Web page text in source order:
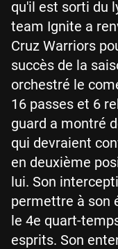
qu'il est sorti du
team Ignite a
Cruz Warriors
succès de la
orchestré le
16 passes et 6
guard a montré
qui devraient
en deuxième
lui. Son
permettre à son
le 4e quart-
esprits. Son